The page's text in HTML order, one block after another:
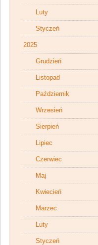
Luty
Styczeń
2025
Grudzień
Listopad
Październik
Wrzesień
Sierpień
Lipiec
Czerwiec
Maj
Kwiecień
Marzec
Luty
Styczeń